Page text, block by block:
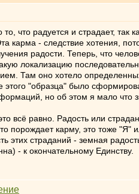
радуется и страдает, так
карма - следствие хотения,
радости. Теперь, что
локализацию
Там оно хотело
"образца" было
но об этом я мало что
всё равно. Радость или
порождает карму, это тоже "Я"
этих страданий - земная
- к окончательному Единству.